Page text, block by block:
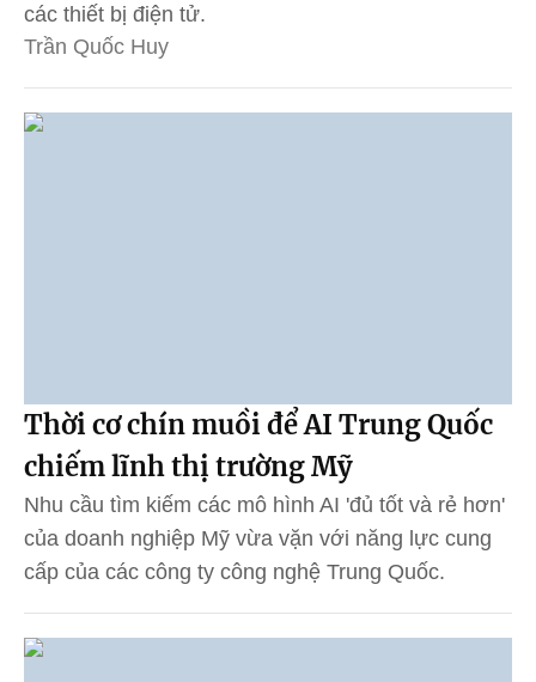
các thiết bị điện tử.
Trần Quốc Huy
Thời cơ chín muồi để AI Trung Quốc
chiếm lĩnh thị trường Mỹ
Nhu cầu tìm kiếm các mô hình AI 'đủ tốt và rẻ hơn'
của doanh nghiệp Mỹ vừa vặn với năng lực cung
cấp của các công ty công nghệ Trung Quốc.